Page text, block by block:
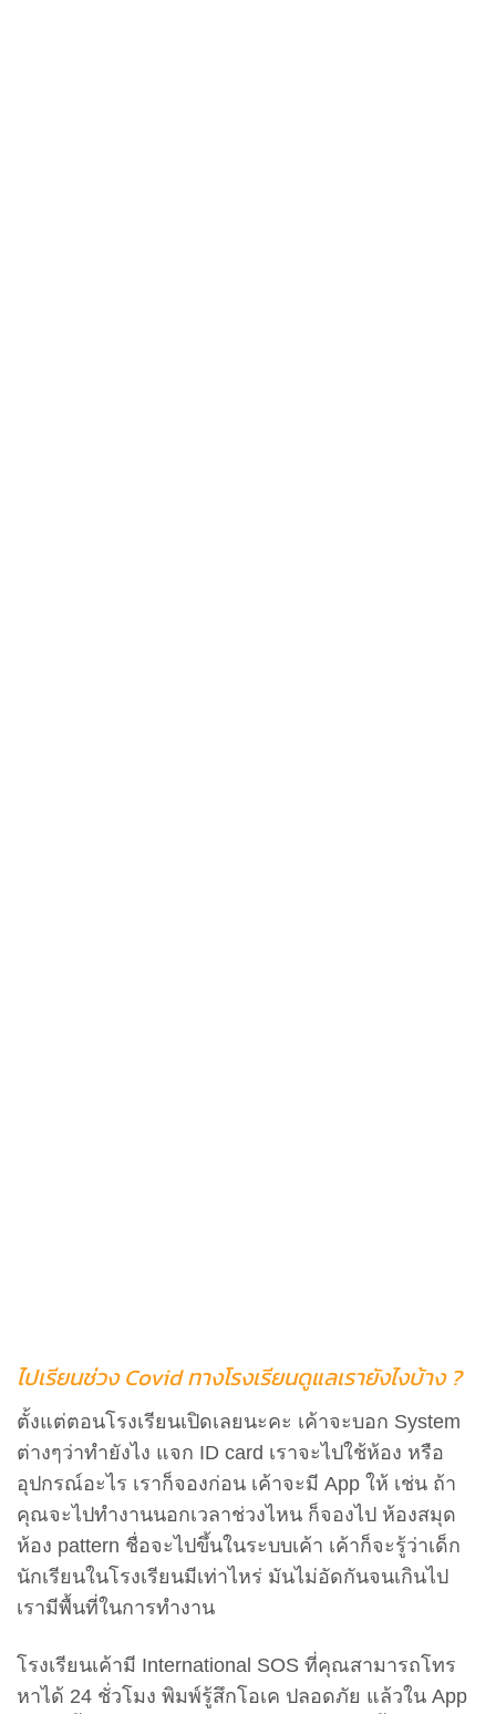
ไปเรียนช่วง Covid ทางโรงเรียนดูแลเรายังไงบ้าง ?
ตั้งแต่ตอนโรงเรียนเปิดเลยนะคะ เค้าจะบอก System
ต่างๆว่าทำยังไง แจก ID card เราจะไปใช้ห้อง หรือ
อุปกรณ์อะไร เราก็จองก่อน เค้าจะมี App ให้ เช่น ถ้า
คุณจะไปทำงานนอกเวลาช่วงไหน ก็จองไป ห้องสมุด
ห้อง pattern ชื่อจะไปขึ้นในระบบเค้า เค้าก็จะรู้ว่าเด็ก
นักเรียนในโรงเรียนมีเท่าไหร่ มันไม่อัดกันจนเกินไป
เรามีพื้นที่ในการทำงาน
โรงเรียนเค้ามี International SOS ที่คุณสามารถโทร
หาได้ 24 ชั่วโมง พิมพ์รู้สึกโอเค ปลอดภัย แล้วใน App